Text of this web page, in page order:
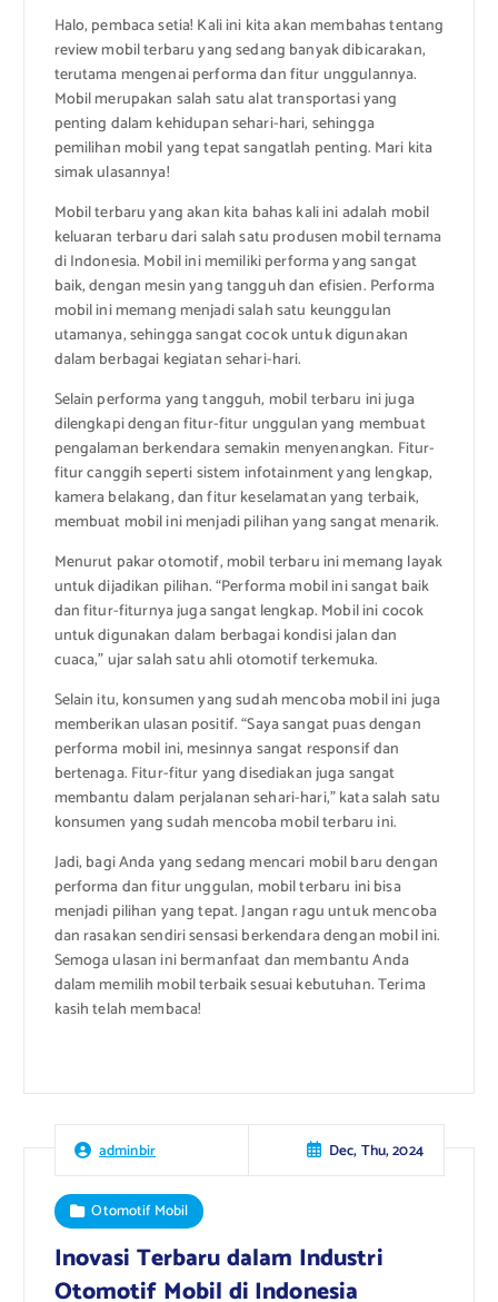
Halo, pembaca setia! Kali ini kita akan membahas tentang
review mobil terbaru yang sedang banyak dibicarakan,
terutama mengenai performa dan fitur unggulannya.
Mobil merupakan salah satu alat transportasi yang
penting dalam kehidupan sehari-hari, sehingga
pemilihan mobil yang tepat sangatlah penting. Mari kita
simak ulasannya!
Mobil terbaru yang akan kita bahas kali ini adalah mobil
keluaran terbaru dari salah satu produsen mobil ternama
di Indonesia. Mobil ini memiliki performa yang sangat
baik, dengan mesin yang tangguh dan efisien. Performa
mobil ini memang menjadi salah satu keunggulan
utamanya, sehingga sangat cocok untuk digunakan
dalam berbagai kegiatan sehari-hari.
Selain performa yang tangguh, mobil terbaru ini juga
dilengkapi dengan fitur-fitur unggulan yang membuat
pengalaman berkendara semakin menyenangkan. Fitur-
fitur canggih seperti sistem infotainment yang lengkap,
kamera belakang, dan fitur keselamatan yang terbaik,
membuat mobil ini menjadi pilihan yang sangat menarik.
Menurut pakar otomotif, mobil terbaru ini memang layak
untuk dijadikan pilihan. “Performa mobil ini sangat baik
dan fitur-fiturnya juga sangat lengkap. Mobil ini cocok
untuk digunakan dalam berbagai kondisi jalan dan
cuaca,” ujar salah satu ahli otomotif terkemuka.
Selain itu, konsumen yang sudah mencoba mobil ini juga
memberikan ulasan positif. “Saya sangat puas dengan
performa mobil ini, mesinnya sangat responsif dan
bertenaga. Fitur-fitur yang disediakan juga sangat
membantu dalam perjalanan sehari-hari,” kata salah satu
konsumen yang sudah mencoba mobil terbaru ini.
Jadi, bagi Anda yang sedang mencari mobil baru dengan
performa dan fitur unggulan, mobil terbaru ini bisa
menjadi pilihan yang tepat. Jangan ragu untuk mencoba
dan rasakan sendiri sensasi berkendara dengan mobil ini.
Semoga ulasan ini bermanfaat dan membantu Anda
dalam memilih mobil terbaik sesuai kebutuhan. Terima
kasih telah membaca!
adminbir Dec, Thu, 2024
Otomotif Mobil
Inovasi Terbaru dalam Industri
Otomotif Mobil di Indonesia